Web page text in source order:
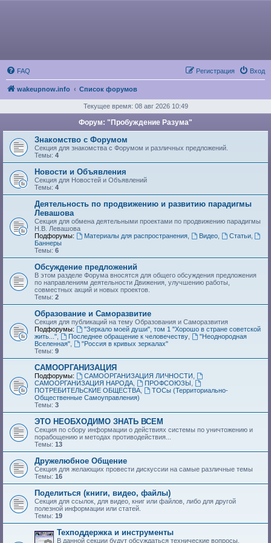
FAQ Вход
Регистрация
wakeupnow.info Список форумов
Текущее время: 08 авг 2026 10:49
Форум: "Пробуждение Разума"
Знакомство с Форумом
Секция для знакомства с Форумом и различных предложений.
Темы: 4
Новости и Объявления
Секция для Новостей и Объявлений
Темы: 4
Деятельность по продвижению и развитию парадигмы
Левашова
Секция для обмена деятельными проектами по продвижению парадигмы
Н.В. Левашова
Подфорумы:
Материалы для распространения, Видео, Статьи,
Баннеры
Темы: 6
Обсуждение предложений
В этом разделе Форума вносятся для общего обсуждения предложения
по направлениям деятельности Движения, улучшению работы,
совместных акций и новых проектов.
Темы: 2
Образование и Саморазвитие
Секция для публикаций на тему Образования и Саморазвития
Подфорумы:
"Зеркало моей души", том 1 "Хорошо в стране советской
жить..."
Последнее обращение к человечеству,
"Неоднородная
Вселенная"
"Россия в кривых зеркалах"
Темы: 9
САМООРГАНИЗАЦИЯ
Подфорумы: САМООРГАНИЗАЦИЯ ЛИЧНОСТИ
САМООРГАНИЗАЦИЯ НАРОДА
ПРОФСОЮЗЫ
ПОТРЕБИТЕЛЬСКИЕ ОБЩЕСТВА
ТОСы (Территориально-
Общественные Самоуправления)
Темы: 3
ЭТО НЕОБХОДИМО ЗНАТЬ ВСЕМ
Секция по сбору информации о действиях системы по уничтожению и
порабощению и методах противодействия...
Темы: 13
Дружелюбное Общение
Секция для желающих провести дискуссии на самые различные темы
Темы: 16
Поделиться (книги, видео, файлы)
Секция для ссылок, для видео, книг или файлов, либо для другой
полезной информации или статей.
Темы: 19
Техподдержка и инструменты
В данной секции будут обсуждаться технические вопросы,